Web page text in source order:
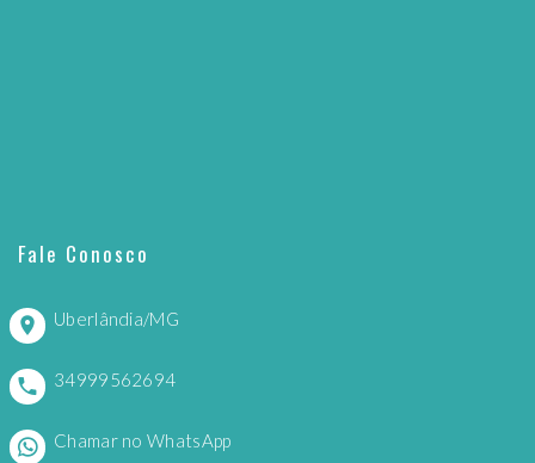
Fale Conosco
Uberlândia/MG
34999562694
Chamar no WhatsApp